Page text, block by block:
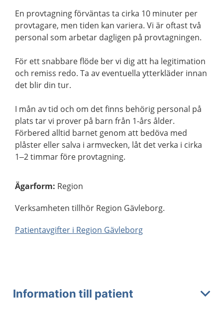
En provtagning förväntas ta cirka 10 minuter per
provtagare, men tiden kan variera. Vi är oftast två
personal som arbetar dagligen på provtagningen.
För ett snabbare flöde ber vi dig att ha legitimation
och remiss redo. Ta av eventuella ytterkläder innan
det blir din tur.
I mån av tid och om det finns behörig personal på
plats tar vi prover på barn från 1-års ålder.
Förbered alltid barnet genom att bedöva med
plåster eller salva i armvecken, låt det verka i cirka
1–2 timmar före provtagning.
Ägarform: Region
Verksamheten tillhör Region Gävleborg.
Patientavgifter i Region Gävleborg
Information till patient